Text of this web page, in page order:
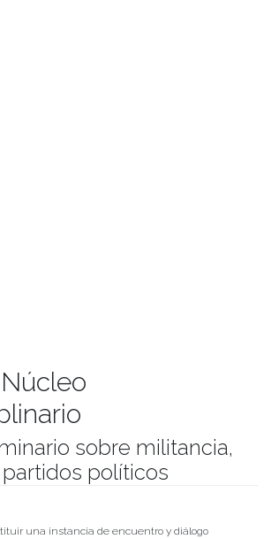
Núcleo
sobre militancia,
políticos
una instancia de encuentro y diálogo